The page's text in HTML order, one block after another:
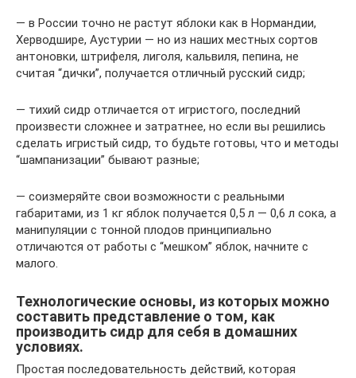
— в России точно не растут яблоки как в Нормандии,
Херводшире, Аустурии — но из наших местных сортов
антоновки, штрифеля, лиголя, кальвиля, пепина, не
считая “дички”, получается отличный русский сидр;
— тихий сидр отличается от игристого, последний
произвести сложнее и затратнее, но если вы решились
сделать игристый сидр, то будьте готовы, что и методы
“шампанизации” бывают разные;
— соизмеряйте свои возможности с реальными
габаритами, из 1 кг яблок получается 0,5 л — 0,6 л сока, а
манипуляции с тонной плодов принципиально
отличаются от работы с “мешком” яблок, начните с
малого.
Технологические основы, из которых можно
составить представление о том, как
производить сидр для себя в домашних
условиях.
Простая последовательность действий, которая